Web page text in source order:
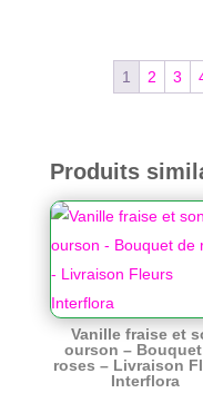
1 2 3
Produits
Vanille fraise et
ourson –
roses – Livraison
Interflora